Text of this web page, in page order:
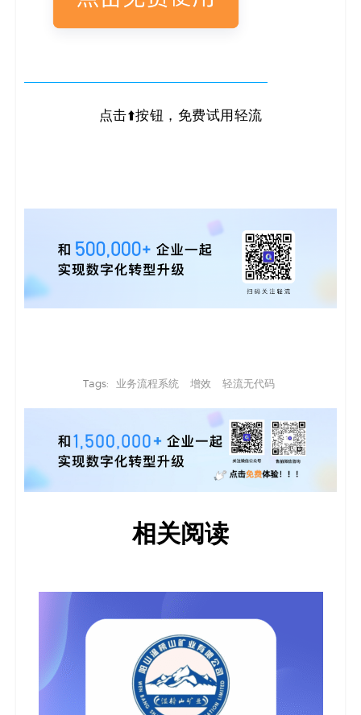
点击⬆️按钮，免费试用轻流
Tags: 业务流程系统 增效 轻流无代码
相关阅读